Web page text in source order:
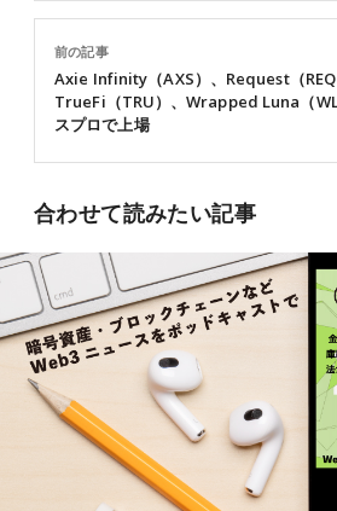
前の記事
Axie Infinity（AXS）、Request（REQ
TrueFi（TRU）、Wrapped Luna（
スプロで上場
合わせて読みたい記事